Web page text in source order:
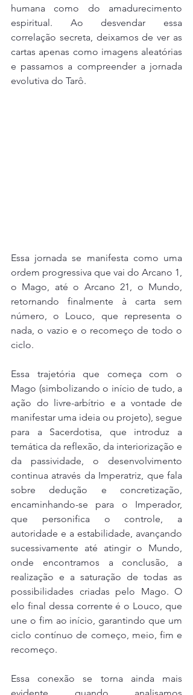
humana como do amadurecimento
espiritual. Ao desvendar essa
correlação secreta, deixamos de ver as
cartas apenas como imagens aleatórias
e passamos a compreender a jornada
evolutiva do Tarô.
Essa jornada se manifesta como uma
ordem progressiva que vai do Arcano 1,
o Mago, até o Arcano 21, o Mundo,
retornando finalmente à carta sem
número, o Louco, que representa o
nada, o vazio e o recomeço de todo o
ciclo.
Essa trajetória que começa com o
Mago (simbolizando o início de tudo, a
ação do livre-arbítrio e a vontade de
manifestar uma ideia ou projeto), segue
para a Sacerdotisa, que introduz a
temática da reflexão, da interiorização e
da passividade, o desenvolvimento
continua através da Imperatriz, que fala
sobre dedução e concretização,
encaminhando-se para o Imperador,
que personifica o controle, a
autoridade e a estabilidade, avançando
sucessivamente até atingir o Mundo,
onde encontramos a conclusão, a
realização e a saturação de todas as
possibilidades criadas pelo Mago. O
elo final dessa corrente é o Louco, que
une o fim ao início, garantindo que um
ciclo contínuo de começo, meio, fim e
recomeço.
Essa conexão se torna ainda mais